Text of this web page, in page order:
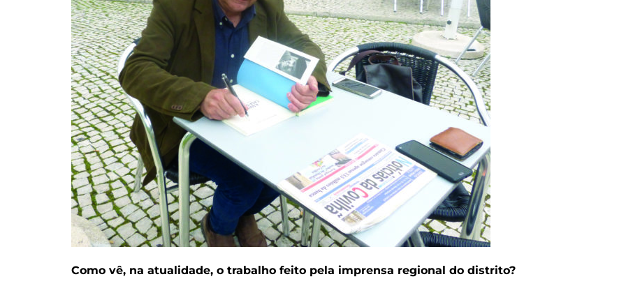
Como vê, na atualidade, o trabalho feito pela imprensa regional do distrito?